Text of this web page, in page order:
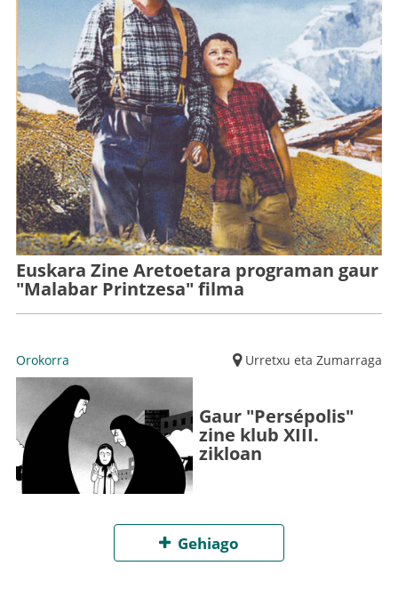
Euskara Zine Aretoetara programan gaur
"Malabar Printzesa" filma
Orokorra Urretxu eta Zumarraga
Gaur "Persépolis"
zine klub XIII.
zikloan
Gehiago